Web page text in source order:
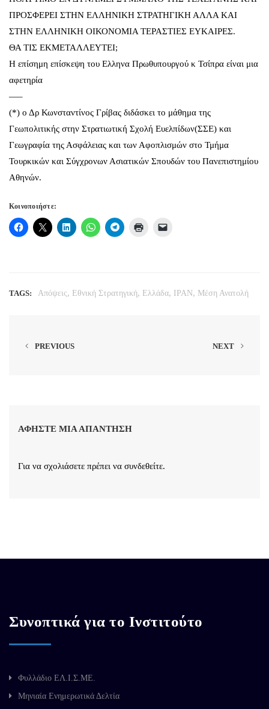
ΠΡΟΣΦΕΡΕΙ ΣΤΗΝ ΕΛΛΗΝΙΚΗ ΣΤΡΑΤΗΓΙΚΗ ΑΛΛΑ ΚΑΙ
ΣΤΗΝ ΕΛΛΗΝΙΚΗ ΟΙΚΟΝΟΜΙΑ ΤΕΡΑΣΤΙΕΣ ΕΥΚΑΙΡΕΣ.
ΘΑ ΤΙΣ ΕΚΜΕΤΑΛΛΕΥΤΕΙ;
Η επίσημη επίσκεψη του Ελληνα Πρωθυπουργού κ Τσίπρα είναι μια
αφετηρία
—–
(*) ο Δρ Κωνσταντίνος Γρίβας διδάσκει το μάθημα της
Γεωπολιτικής στην Στρατιωτική Σχολή Ευελπίδων(ΣΣΕ) και
Γεωγραφία της Ασφάλειας και των Αφοπλισμών στο Τμήμα
Τουρκικών και Σύγχρονων Ασιατικών Σπουδών του Πανεπιστημίου
Αθηνών.
Κοινοποιήστε:
TAGS: Απόψεις, Εθνική Στρατηγική, Ελλάδα, ΙΡΑΝ , Μέση Ανατολή
PREVIOUS NEXT
ΑΦΉΣΤΕ ΜΙΑ ΑΠΆΝΤΗΣΗ
Για να σχολιάσετε πρέπει να συνδεθείτε.
Συνοπτικά για το Ινστιτούτο
Φυλλάδιο ΕΛ.Ι.Σ.ΜΕ.
Μηνιαία Ενημερωτικά Δελτία